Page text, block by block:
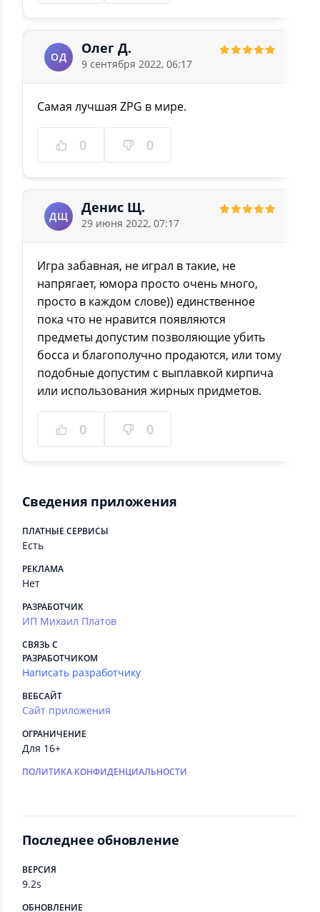
ОД
Олег Д.
9 сентября 2022, 06:17
Самая лучшая ZPG в мире.
0 0
ДЩ
Денис Щ.
29 июня 2022, 07:17
Игра забавная, не играл в такие, не
напрягает, юмора просто очень много,
просто в каждом слове)) единственное
пока что не нравится появляются
предметы допустим позволяющие убить
босса и благополучно продаются, или тому
подобные допустим с выплавкой кирпича
или использования жирных придметов.
0 0
Сведения приложения
ПЛАТНЫЕ СЕРВИСЫ
Есть
РЕКЛАМА
Нет
РАЗРАБОТЧИК
ИП Михаил Платов
СВЯЗЬ С
РАЗРАБОТЧИКОМ
Написать разработчику
ВЕБСАЙТ
Сайт приложения
ОГРАНИЧЕНИЕ
Для 16+
ПОЛИТИКА КОНФИДЕНЦИАЛЬНОСТИ
Последнее обновление
ВЕРСИЯ
9.2s
ОБНОВЛЕНИЕ